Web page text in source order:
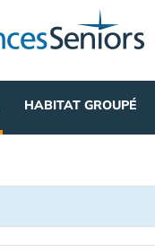
HABITAT GROUPÉ